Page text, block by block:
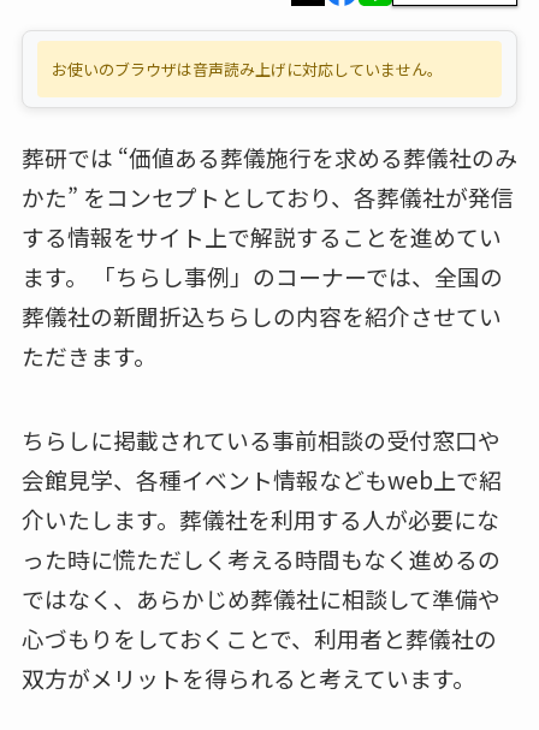
お使いのブラウザは音声読み上げに対応していません。
葬研では “価値ある葬儀施行を求める葬儀社のみ
かた” をコンセプトとしており、各葬儀社が発信
する情報をサイト上で解説することを進めてい
ます。 「ちらし事例」のコーナーでは、全国の
葬儀社の新聞折込ちらしの内容を紹介させてい
ただきます。
ちらしに掲載されている事前相談の受付窓口や
会館見学、各種イベント情報などもweb上で紹
介いたします。葬儀社を利用する人が必要にな
った時に慌ただしく考える時間もなく進めるの
ではなく、あらかじめ葬儀社に相談して準備や
心づもりをしておくことで、利用者と葬儀社の
双方がメリットを得られると考えています。